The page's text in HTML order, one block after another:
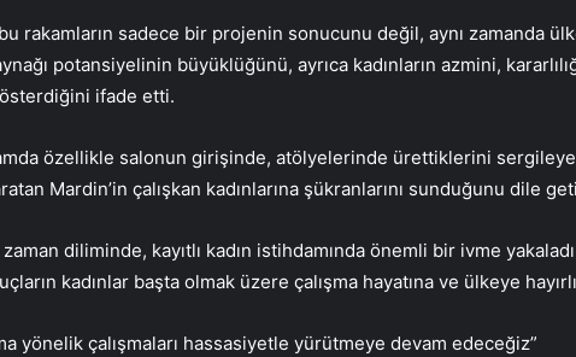
rakamların sadece bir projenin sonucunu değil, aynı zamanda
potansiyelinin büyüklüğünü, ayrıca kadınların azmini,
ifade etti.
özellikle salonun girişinde, atölyelerinde ürettiklerini
Mardin’in çalışkan kadınlarına şükranlarını sunduğunu dile
zaman diliminde, kayıtlı kadın istihdamında önemli bir ivme
kadınlar başta olmak üzere çalışma hayatına ve ülkeye
yönelik çalışmaları hassasiyetle yürütmeye devam edeceğiz”